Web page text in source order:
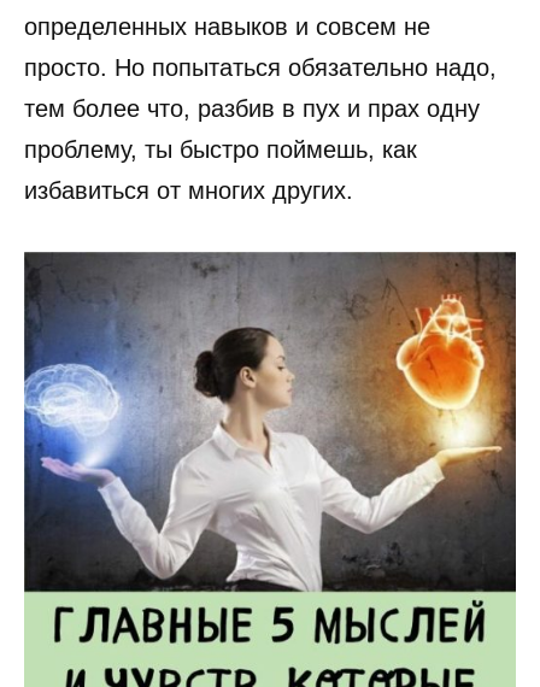
определенных навыков и совсем не
просто. Но попытаться обязательно надо,
тем более что, разбив в пух и прах одну
проблему, ты быстро поймешь, как
избавиться от многих других.